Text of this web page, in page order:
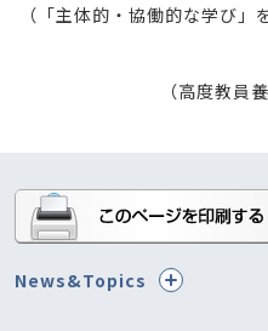
（「主体的・協働的な学び
（高度教員
News&Topics